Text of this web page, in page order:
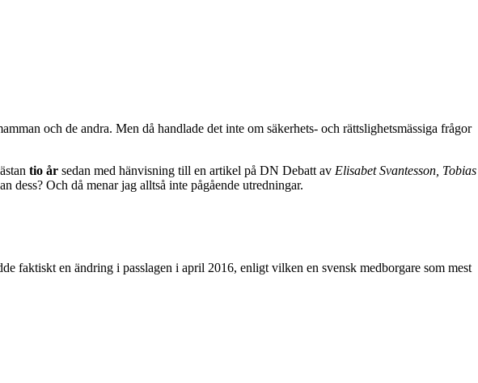
och de andra. Men då handlade det inte om säkerhets- och rättslighetsmässiga frågor
tio år sedan med hänvisning till en artikel på DN Debatt av Elisabet Svantesson, Tobias
dess? Och då menar jag alltså inte pågående utredningar.
faktiskt en ändring i passlagen i april 2016, enligt vilken en svensk medborgare som mest